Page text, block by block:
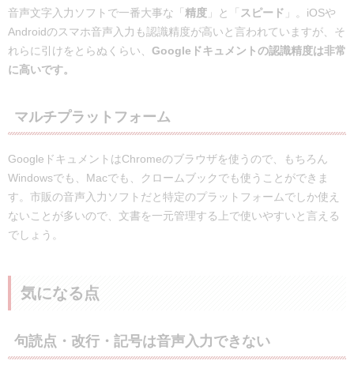
音声文字入力ソフトで一番大事な「 精度 」と「 スピード 」。iOSや
Androidのスマホ音声入力も認識精度が高いと言われていますが、そ
れらに引けをとらぬくらい、 Googleドキュメントの認識精度は非常
に高いです。
マルチプラットフォーム
GoogleドキュメントはChromeのブラウザを使うので、もちろん
Windowsでも、Macでも、クロームブックでも使うことができま
す。市販の音声入力ソフトだと特定のプラットフォームでしか使え
ないことが多いので、文書を一元管理する上で使いやすいと言える
でしょう。
気になる点
句読点・改行・記号は音声入力できない